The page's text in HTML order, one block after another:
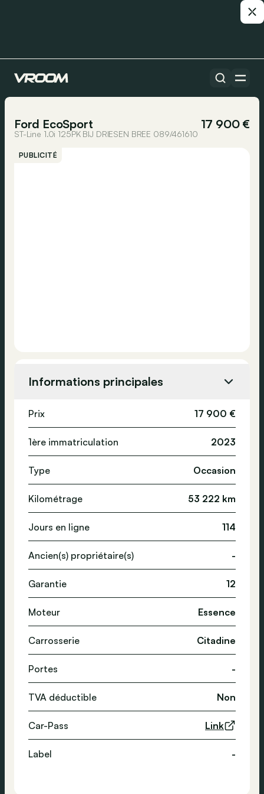
Toutes les voitures
Ford EcoSport 17 900 €
ST-Line 1.0i 125PK BIJ DRIESEN BREE 089/461610
PUBLICITÉ
Informations principales
Prix 17 900 €
1ère immatriculation 2023
Type Occasion
Kilométrage 53 222 km
Jours en ligne 114
Ancien(s) propriétaire(s) -
Garantie 12
Moteur Essence
Carrosserie Citadine
Portes -
TVA déductible Non
Car-Pass Link
Label -